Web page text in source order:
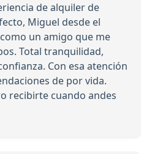
de alquiler de
Miguel desde el
un amigo que me
Total tranquilidad,
Con esa atención
de por vida.
recibirte cuando andes